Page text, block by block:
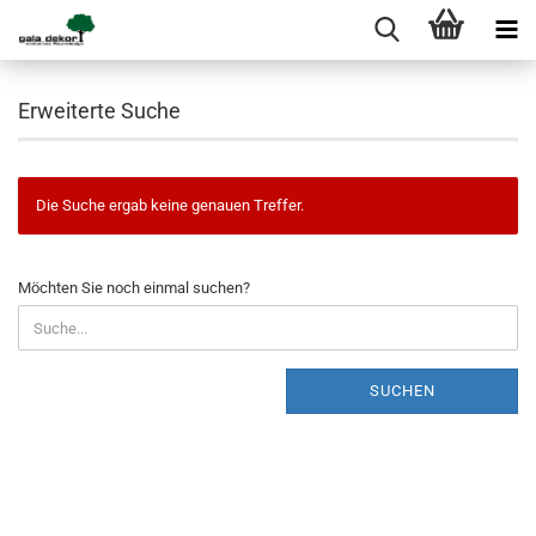
Erweiterte Suche
Die Suche ergab keine genauen Treffer.
MÖCHTEN
SIE
NOCH
EINMAL
Möchten Sie noch einmal suchen?
SUCHEN